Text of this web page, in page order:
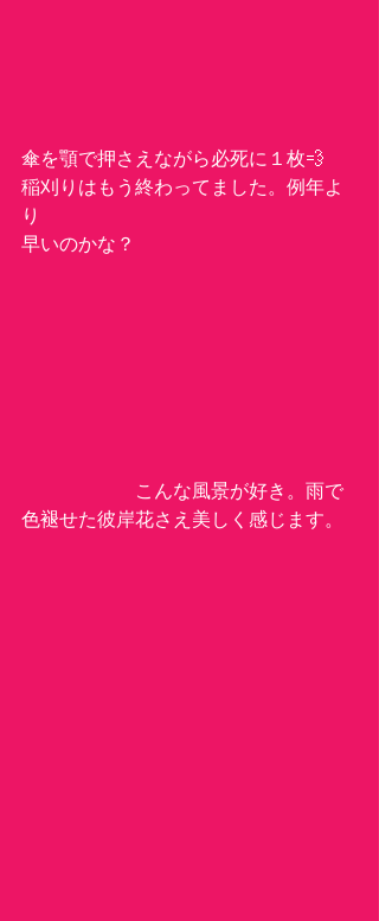
傘を顎で押さえながら必死に１枚💨
稲刈りはもう終わってました。例年よ
り
早いのかな？
こんな風景が好き。雨で
色褪せた彼岸花さえ美しく感じます。